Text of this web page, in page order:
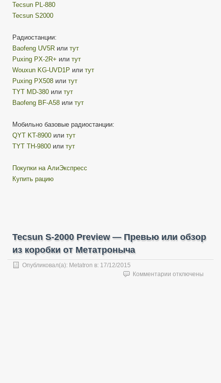
Tecsun PL-880
Tecsun S2000
Радиостанции:
Baofeng UV5R или тут
Puxing PX-2R+ или тут
Wouxun KG-UVD1P или тут
Puxing PX508 или тут
TYT MD-380 или тут
Baofeng BF-A58 или тут
Мобильно базовые радиостанции:
QYT KT-8900 или тут
TYT TH-9800 или тут
Покупки на АлиЭкспресс
Купить рацию
Tecsun S-2000 Preview — Превью или обзор
из коробки от Метатроныча
Опубликовал(а): Metatron в: 17/12/2015
Комментарии котключены